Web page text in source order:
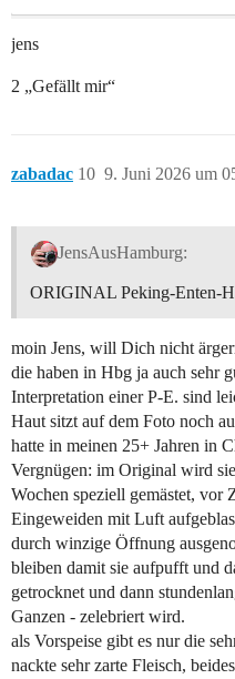
jens
2 „Gefällt mir“
zabadac 9. Juni 2026 um
10
JensAusHamburg:
ORIGINAL Peking-Enten-
moin Jens, will Dich nicht
die haben in Hbg ja auch sehr
Interpretation einer P-E. sind
Haut sitzt auf dem Foto noch
hatte in meinen 25+ Jahren in
Vergnügen: im Original wird
Wochen speziell gemästet, vor
Eingeweiden mit Luft
durch winzige Öffnung
bleiben damit sie aufpufft und
getrocknet und dann
Ganzen - zelebriert wird.
als Vorspeise gibt es nur die
nackte sehr zarte Fleisch,